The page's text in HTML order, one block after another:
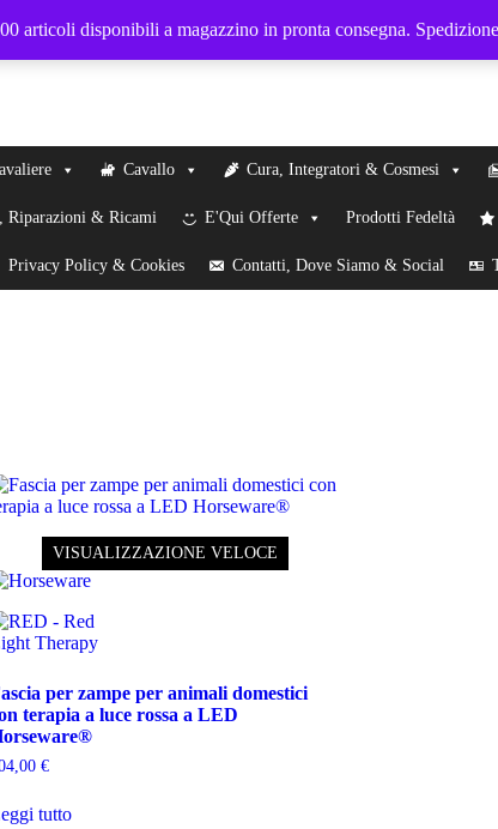
Cavallo Cura, Integratori & Cosmesi
Riparazioni & Ricami E'Qui Offerte Prodotti Fedeltà
Privacy Policy & Cookies Contatti, Dove Siamo & Social
VISUALIZZAZIONE VELOCE
per zampe per animali domestici
terapia a luce rossa a LED
€
tutto
articoli disponibili a magazzino in pronta consegna.